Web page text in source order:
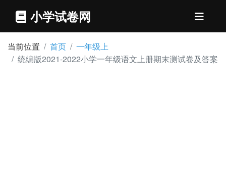
小学试卷网
当前位置 首页
一年级上
统编版2021-2022小学一年级语文上册期末测试卷及答案